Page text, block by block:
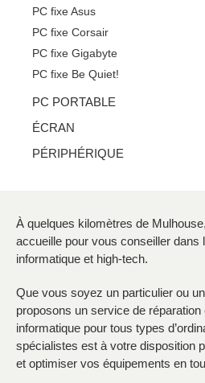
PC fixe Asus
PC fixe Corsair
PC fixe Gigabyte
PC fixe Be Quiet!
PC PORTABLE
ÉCRAN
PÉRIPHÉRIQUE
À quelques kilomètres de
accueille pour vous conseiller dans
informatique et high-tech.
Que vous soyez un particulier ou
proposons un service de
informatique pour tous types
spécialistes est à votre disposition
et optimiser vos équipements en